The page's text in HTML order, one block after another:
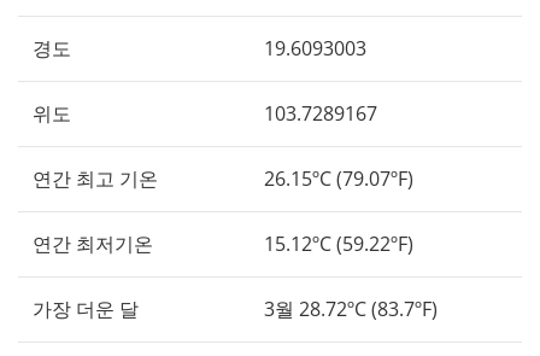
경도 19.6093003
위도 103.7289167
연간 최고 기온 26.15ºC (79.07ºF)
연간 최저기온 15.12ºC (59.22ºF)
가장 더운 달 3월 28.72ºC (83.7ºF)